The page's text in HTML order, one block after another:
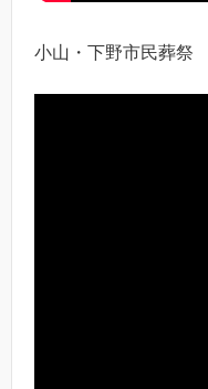
小山・下野市民葬祭